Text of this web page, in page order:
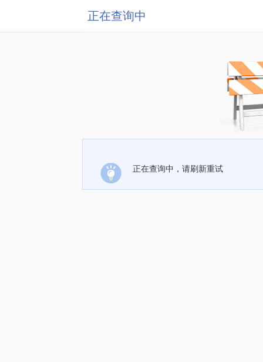
正在查询中
正在查询中，请刷新重试